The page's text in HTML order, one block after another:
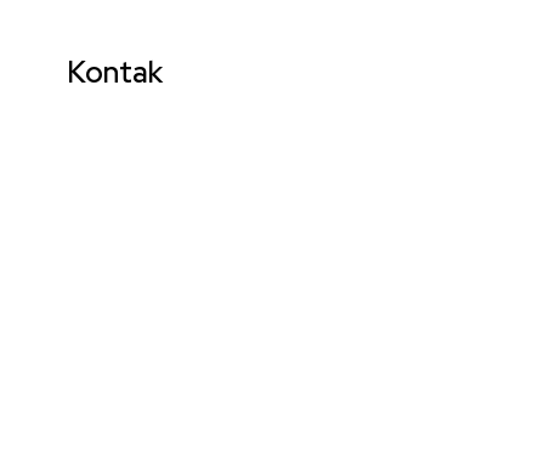
Kontak